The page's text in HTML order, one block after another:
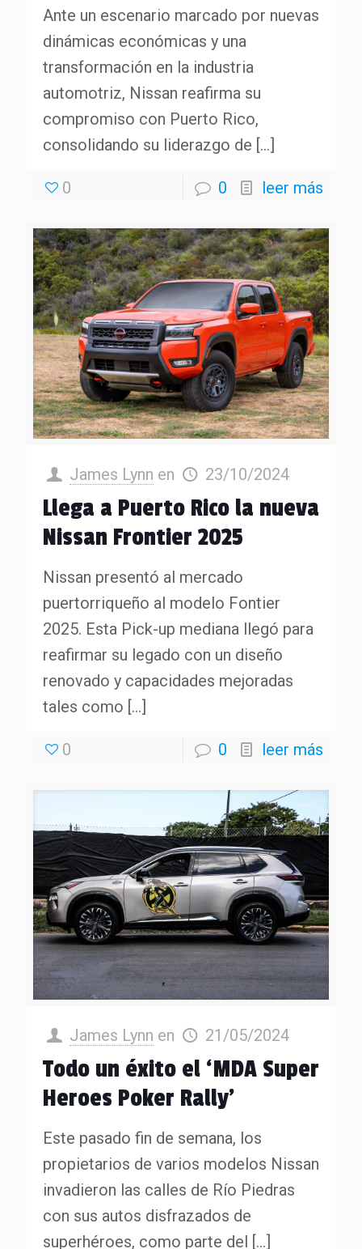
Ante un escenario marcado por nuevas
dinámicas económicas y una
transformación en la industria
automotriz, Nissan reafirma su
compromiso con Puerto Rico,
consolidando su liderazgo de […]
0 0 leer más
James Lynn en 23/10/2024
Llega a Puerto Rico la nueva
Nissan Frontier 2025
Nissan presentó al mercado
puertorriqueño al modelo Fontier
2025. Esta Pick-up mediana llegó para
reafirmar su legado con un diseño
renovado y capacidades mejoradas
tales como […]
0 0 leer más
James Lynn en 21/05/2024
Todo un éxito el ‘MDA Super
Heroes Poker Rally’
Este pasado fin de semana, los
propietarios de varios modelos Nissan
invadieron las calles de Río Piedras
con sus autos disfrazados de
superhéroes, como parte del […]